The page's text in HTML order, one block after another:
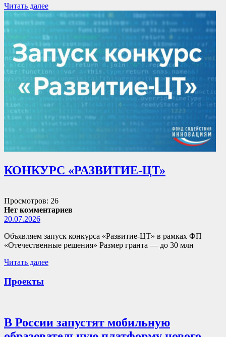
Читать далее
КОНКУРС «РАЗВИТИЕ-ЦТ»
Просмотров: 26
Нет комментариев
20.07.2026
Объявляем запуск конкурса «Развитие-ЦТ» в рамках ФП
«Отечественные решения» Размер гранта — до 30 млн
Читать далее
Проекты
В России запустят мобильную